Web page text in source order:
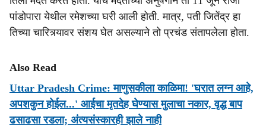
पांडोपारा येथील रमेशच्या घरी आली होती. मात्र, पती जितेंद्र हा
तिच्या चारित्र्यावर संशय घेत असल्याने तो प्रचंड संतापलेला होता.
Also Read
Uttar Pradesh Crime: माणुसकीला काळिमा! 'घरात लग्न आहे,
अपशकुन होईल...' आईचा मृतदेह घेण्यास मुलाचा नकार, वृद्ध बाप
ढसाढसा रडला; अंत्यसंस्कारही झाले नाही